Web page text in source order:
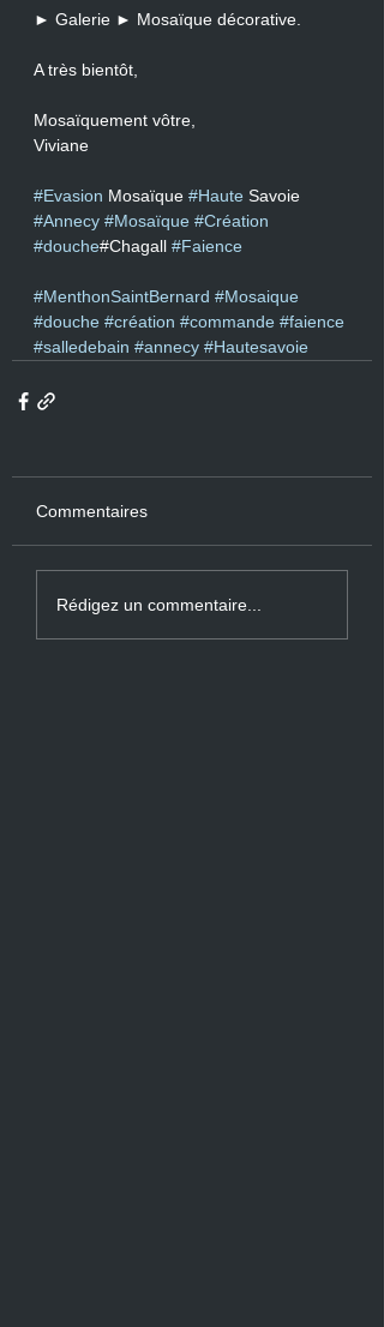
► Galerie ► Mosaïque décorative.
A très bientôt,
Mosaïquement vôtre,
Viviane
#Evasion Mosaïque #Haute Savoie
#Annecy #Mosaïque #Création
#douche#Chagall #Faience
#MenthonSaintBernard #Mosaique
#douche #création #commande #faience
#salledebain #annecy #Hautesavoie
Commentaires
Rédigez un commentaire...